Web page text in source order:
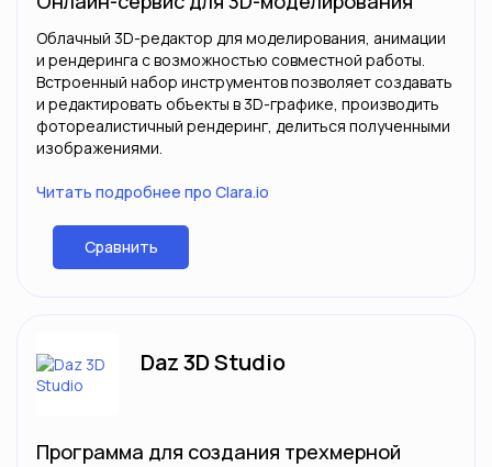
Облачный 3D-редактор для моделирования, анимации
и рендеринга с возможностью совместной работы.
Встроенный набор инструментов позволяет создавать
и редактировать объекты в 3D-графике, производить
фотореалистичный рендеринг, делиться полученными
изображениями.
Читать подробнее про Clara.io
Сравнить
Daz 3D Studio
Программа для создания трехмерной